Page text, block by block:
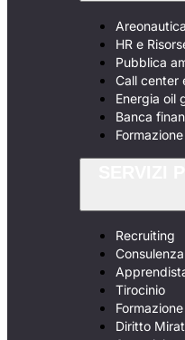
HR e
Pubblica
Call center
Energia oil
Banca
Formazione
Recruiting
Tirocinio
Formazione
Diritto